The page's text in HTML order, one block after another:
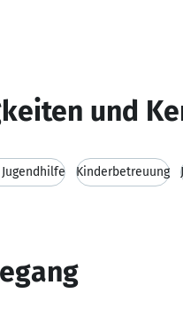
und
Kinderbetreuung